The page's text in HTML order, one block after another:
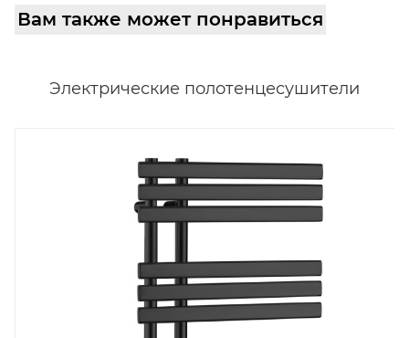
Вам также может понравиться
Электрические полотенцесушители